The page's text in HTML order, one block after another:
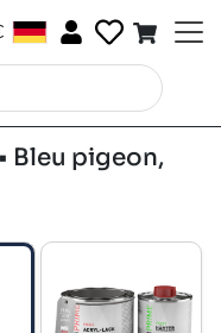
Bleu pigeon,